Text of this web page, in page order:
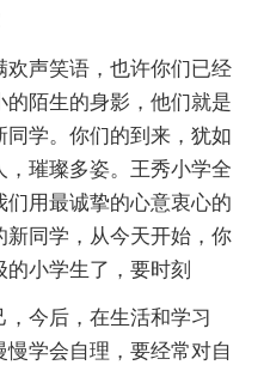
声笑语，也许你们已经
陌生的身影，他们就是
学。你们的到来，犹如
璀璨多姿。王秀小学全
用最诚挚的心意衷心的
同学，从今天开始，你
小学生了，要时刻
，今后，在生活和学习
慢学会自理，要经常对自